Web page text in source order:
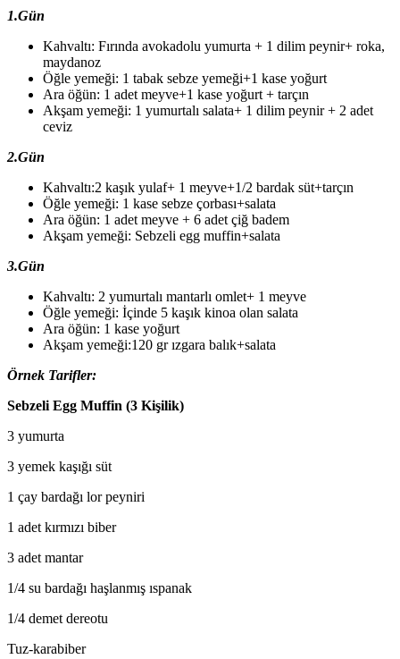
1.Gün
Kahvaltı: Fırında avokadolu yumurta + 1 dilim peynir+ roka,
maydanoz
Öğle yemeği: 1 tabak sebze yemeği+1 kase yoğurt
Ara öğün: 1 adet meyve+1 kase yoğurt + tarçın
Akşam yemeği: 1 yumurtalı salata+ 1 dilim peynir + 2 adet
ceviz
2.Gün
Kahvaltı:2 kaşık yulaf+ 1 meyve+1/2 bardak süt+tarçın
Öğle yemeği: 1 kase sebze çorbası+salata
Ara öğün: 1 adet meyve + 6 adet çiğ badem
Akşam yemeği: Sebzeli egg muffin+salata
3.Gün
Kahvaltı: 2 yumurtalı mantarlı omlet+ 1 meyve
Öğle yemeği: İçinde 5 kaşık kinoa olan salata
Ara öğün: 1 kase yoğurt
Akşam yemeği:120 gr ızgara balık+salata
Örnek Tarifler:
Sebzeli Egg Muffin (3 Kişilik)
3 yumurta
3 yemek kaşığı süt
1 çay bardağı lor peyniri
1 adet kırmızı biber
3 adet mantar
1/4 su bardağı haşlanmış ıspanak
1/4 demet dereotu
Tuz-karabiber